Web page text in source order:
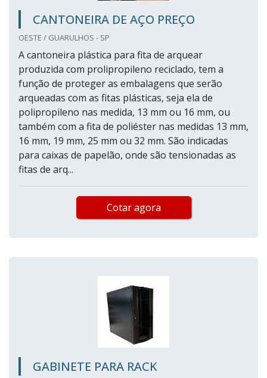
CANTONEIRA DE AÇO PREÇO
OESTE / GUARULHOS - SP
A cantoneira plástica para fita de arquear
produzida com prolipropileno reciclado, tem a
função de proteger as embalagens que serão
arqueadas com as fitas plásticas, seja ela de
polipropileno nas medida, 13 mm ou 16 mm, ou
também com a fita de poliéster nas medidas 13 mm,
16 mm, 19 mm, 25 mm ou 32 mm. São indicadas
para caixas de papelão, onde são tensionadas as
fitas de arq...
Cotar agora
GABINETE PARA RACK